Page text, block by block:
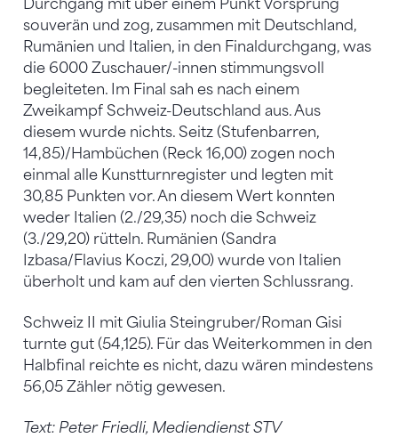
Durchgang mit über einem Punkt Vorsprung
souverän und zog, zusammen mit Deutschland,
Rumänien und Italien, in den Finaldurchgang, was
die 6000 Zuschauer/-innen stimmungsvoll
begleiteten. Im Final sah es nach einem
Zweikampf Schweiz-Deutschland aus. Aus
diesem wurde nichts. Seitz (Stufenbarren,
14,85)/Hambüchen (Reck 16,00) zogen noch
einmal alle Kunstturnregister und legten mit
30,85 Punkten vor. An diesem Wert konnten
weder Italien (2./29,35) noch die Schweiz
(3./29,20) rütteln. Rumänien (Sandra
Izbasa/Flavius Koczi, 29,00) wurde von Italien
überholt und kam auf den vierten Schlussrang.
Schweiz II mit Giulia Steingruber/Roman Gisi
turnte gut (54,125). Für das Weiterkommen in den
Halbfinal reichte es nicht, dazu wären mindestens
56,05 Zähler nötig gewesen.
Text: Peter Friedli, Mediendienst STV